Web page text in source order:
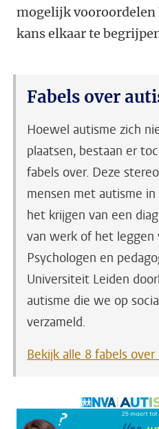
mogelijk vooroordelen
kans elkaar te
Fabels over
Hoewel autisme zich
plaatsen, bestaan er
fabels over. Deze
mensen met autisme
het krijgen van een
van werk of het leggen
Psychologen en
Universiteit Leiden
autisme die we op
verzameld.
Bekijk alle 8 fabels over